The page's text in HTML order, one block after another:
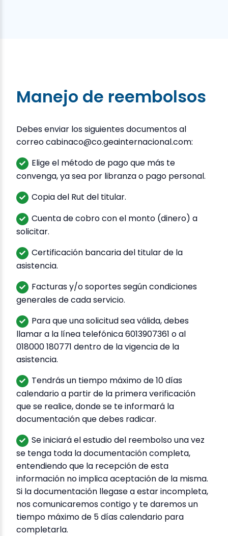
Manejo de reembolsos
Debes enviar los siguientes documentos al
correo cabinaco@co.geainternacional.com:
Elige el método de pago que más te
convenga, ya sea por libranza o pago personal.
Copia del Rut del titular.
Cuenta de cobro con el monto (dinero) a
solicitar.
Certificación bancaria del titular de la
asistencia.
Facturas y/o soportes según condiciones
generales de cada servicio.
Para que una solicitud sea válida, debes
llamar a la línea telefónica 6013907361 o al
018000 180771 dentro de la vigencia de la
asistencia.
Tendrás un tiempo máximo de 10 días
calendario a partir de la primera verificación
que se realice, donde se te informará la
documentación que debes radicar.
Se iniciará el estudio del reembolso una vez
se tenga toda la documentación completa,
entendiendo que la recepción de esta
información no implica aceptación de la misma.
Si la documentación llegase a estar incompleta,
nos comunicaremos contigo y te daremos un
tiempo máximo de 5 días calendario para
completarla.